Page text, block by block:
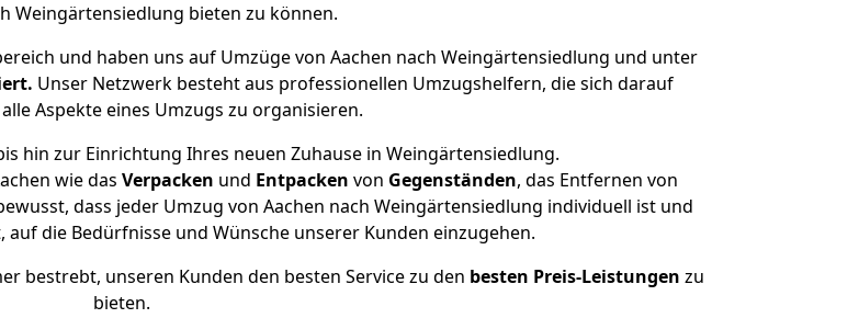
Weingärtensiedlung bieten zu können.
und haben uns auf Umzüge von Aachen nach Weingärtensiedlung und unter
Unser Netzwerk besteht aus professionellen Umzugshelfern, die sich darauf
Aspekte eines Umzugs zu organisieren.
hin zur Einrichtung Ihres neuen Zuhause in Weingärtensiedlung.
wie das Verpacken und Entpacken von Gegenständen, das Entfernen von
dass jeder Umzug von Aachen nach Weingärtensiedlung individuell ist und
die Bedürfnisse und Wünsche unserer Kunden einzugehen.
bestrebt, unseren Kunden den besten Service zu den besten Preis-Leistungen zu
bieten.